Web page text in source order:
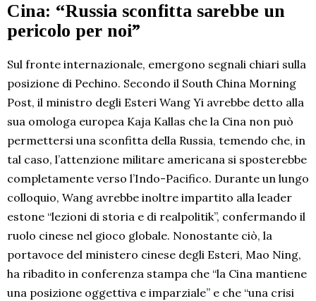
Cina: “Russia sconfitta sarebbe un
pericolo per noi”
Sul fronte internazionale, emergono segnali chiari sulla
posizione di Pechino. Secondo il South China Morning
Post, il ministro degli Esteri Wang Yi avrebbe detto alla
sua omologa europea Kaja Kallas che la Cina non può
permettersi una sconfitta della Russia, temendo che, in
tal caso, l’attenzione militare americana si sposterebbe
completamente verso l’Indo-Pacifico. Durante un lungo
colloquio, Wang avrebbe inoltre impartito alla leader
estone “lezioni di storia e di realpolitik”, confermando il
ruolo cinese nel gioco globale. Nonostante ciò, la
portavoce del ministero cinese degli Esteri, Mao Ning,
ha ribadito in conferenza stampa che “la Cina mantiene
una posizione oggettiva e imparziale” e che “una crisi